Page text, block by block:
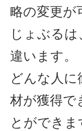
略の変更が
じょぶる
違います。
どんな人
材が獲得で
とができま